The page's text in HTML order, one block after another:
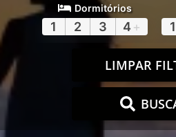
Dormitórios
1 2 3 4 + 1
LIMPAR